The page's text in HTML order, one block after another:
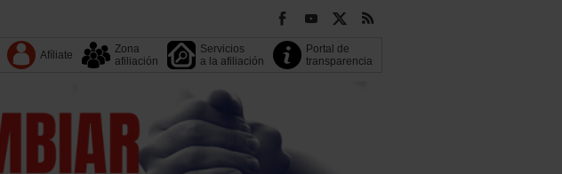
Afíliate
Zona
afiliación
Servicios
a la afiliación
Portal de
transparencia